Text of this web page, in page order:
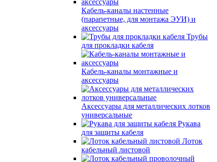
Кабель-каналы настенные
(парапетные, для монтажа ЭУИ) и
аксессуары
Трубы
для прокладки кабеля
Кабель-каналы монтажные и
аксессуары
Аксессуары для металлических лотков
универсальные
Рукава
для защиты кабеля
Лоток
кабельный листовой